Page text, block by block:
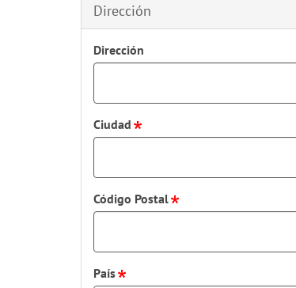
Dirección
Dirección
Ciudad
Código Postal
País